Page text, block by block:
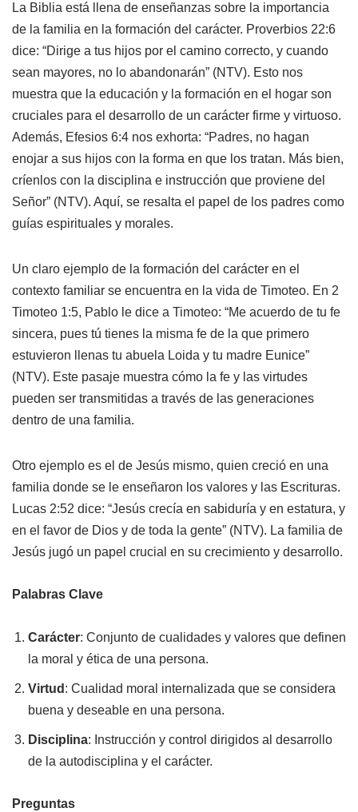
La Biblia está llena de enseñanzas sobre la importancia
de la familia en la formación del carácter. Proverbios 22:6
dice: “Dirige a tus hijos por el camino correcto, y cuando
sean mayores, no lo abandonarán” (NTV). Esto nos
muestra que la educación y la formación en el hogar son
cruciales para el desarrollo de un carácter firme y virtuoso.
Además, Efesios 6:4 nos exhorta: “Padres, no hagan
enojar a sus hijos con la forma en que los tratan. Más bien,
críenlos con la disciplina e instrucción que proviene del
Señor” (NTV). Aquí, se resalta el papel de los padres como
guías espirituales y morales.
Un claro ejemplo de la formación del carácter en el
contexto familiar se encuentra en la vida de Timoteo. En 2
Timoteo 1:5, Pablo le dice a Timoteo: “Me acuerdo de tu fe
sincera, pues tú tienes la misma fe de la que primero
estuvieron llenas tu abuela Loida y tu madre Eunice”
(NTV). Este pasaje muestra cómo la fe y las virtudes
pueden ser transmitidas a través de las generaciones
dentro de una familia.
Otro ejemplo es el de Jesús mismo, quien creció en una
familia donde se le enseñaron los valores y las Escrituras.
Lucas 2:52 dice: “Jesús crecía en sabiduría y en estatura, y
en el favor de Dios y de toda la gente” (NTV). La familia de
Jesús jugó un papel crucial en su crecimiento y desarrollo.
Palabras Clave
Carácter: Conjunto de cualidades y valores que definen
la moral y ética de una persona.
Virtud : Cualidad moral internalizada que se considera
buena y deseable en una persona.
Disciplina: Instrucción y control dirigidos al desarrollo
de la autodisciplina y el carácter.
Preguntas